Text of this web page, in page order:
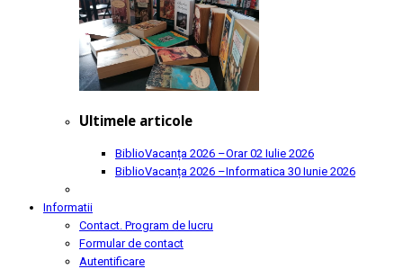
Ultimele articole
BiblioVacanța 2026 –Orar02 Iulie 2026
BiblioVacanța 2026 –Informatica 30 Iunie 2026
Informatii
Contact. Program de lucru
Formular de contact
Autentificare